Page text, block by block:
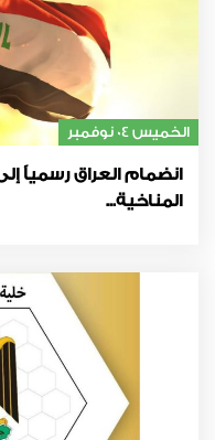
الخميس 04 نوفمبر
انضمام العراق رسمياً
المناخية...